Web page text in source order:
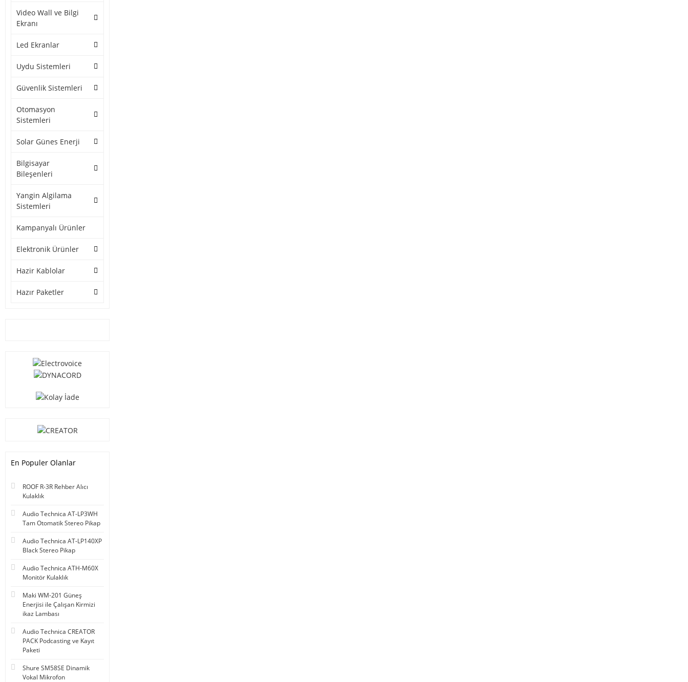
Video Wall ve Bilgi
Ekranı
Led Ekranlar
Uydu Sistemleri
Güvenlik Sistemleri
Otomasyon
Sistemleri
Solar Günes Enerji
Bilgisayar
Bileşenleri
Yangin Algilama
Sistemleri
Kampanyalı Ürünler
Elektronik Ürünler
Hazir Kablolar
Hazır Paketler
En Populer Olanlar
ROOF R-3R Rehber Alıcı
Kulaklık
Audio Technica AT-LP3WH
Tam Otomatik Stereo Pikap
Audio Technica AT-LP140XP
Black Stereo Pikap
Audio Technica ATH-M60X
Monitör Kulaklık
Maki WM-201 Güneş
Enerjisi ile Çalışan Kirmizi
ikaz Lambası
Audio Technica CREATOR
PACK Podcasting ve Kayıt
Paketi
Shure SM58SE Dinamik
Vokal Mikrofon